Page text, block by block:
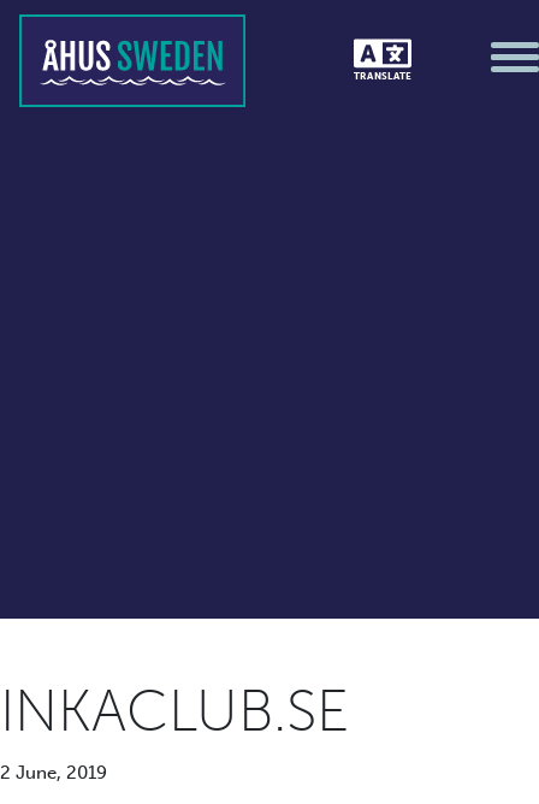
TRANSLATE
INKACLUB.SE
2 June, 2019